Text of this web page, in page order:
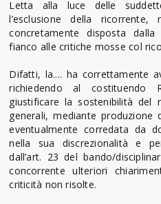
Letta alla luce delle
l’esclusione della
concretamente disposta
fianco alle critiche mosse col
Difatti, la.... ha correttamente
richiedendo al costituendo
giustificare la sostenibilità del
generali, mediante produzione
eventualmente corredata da
nella sua discrezionalità e
dall’art. 23 del bando/
concorrente ulteriori
criticità non risolte.